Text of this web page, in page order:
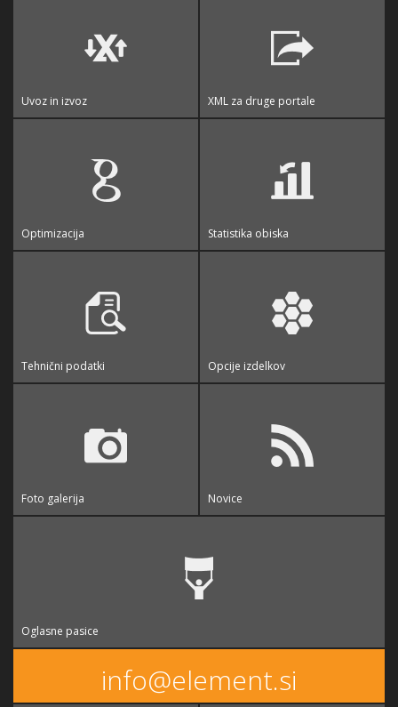
Uvoz in izvoz XML za druge portale
Optimizacija Statistika obiska
Tehnični podatki Opcije izdelkov
Foto galerija Novice
Oglasne pasice
info@element.si